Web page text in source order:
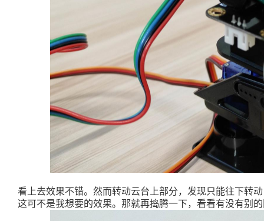
看上去效果不错。然而转动云台上部分，发现只能往下转
这可不是我想要的效果。那就再捣腾一下，看看有没有别